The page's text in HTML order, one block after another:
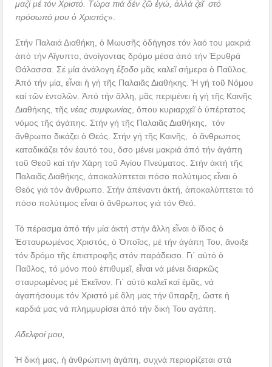
μαζί μέ τόν Χριστό. Τώρα πιά δέν ζῶ ἐγώ, ἀλλά ζεῖ στό
πρόσωπό μου ὁ Χριστός».
Στήν Παλαιά Διαθήκη, ὁ Μωυσῆς ὁδήγησε τόν λαό του μακριά
ἀπό τήν Αἴγυπτο, ἀνοίγοντας δρόμο μέσα ἀπό τήν Ἐρυθρά
Θάλασσα. Σέ μία ἀνάλογηἔξοδο μᾶς καλεῖ σήμερα ὁ Παῦλος.
Ἀπό τήν μία, εἶναι ἡ γή τῆς Παλαιᾶς Διαθήκης. Ἡ γή τοῦ Νόμου
καί τῶν ἐντολῶν. Ἀπό τήν ἄλλη, μᾶς περιμένει ἡ γή τῆς Καινῆς
Διαθήκης, τῆςνέας συμφωνίας, ὅπου κυριαρχεῖ ὁ ὑπέρτατος
νόμος τῆς ἀγάπης. Στήν γή τῆς Παλαιᾶς Διαθήκης, τόν
ἄνθρωπο δικάζει ὁ Θεός. Στήν γή τῆς Καινῆς, ὁ ἄνθρωπος
καταδικάζει τόν ἑαυτό του, ὅσο μένει μακριά ἀπό τήν ἀγάπη
τοῦ Θεοῦ καί τήν Χάρη τοῦ Ἁγίου Πνεύματος. Στήν ἀκτή τῆς
Παλαιᾶς Διαθήκης, ἀποκαλύπτεται πόσο πολύτιμος εἶναι ὁ
Θεός γιά τόν ἄνθρωπο. Στήν ἀπέναντι ἀκτή, ἀποκαλύπτεται τό
πόσο πολύτιμος εἶναι ὁ ἄνθρωπος γιά τόν Θεό.
Τό πέρασμα ἀπό τήν μία ἀκτή στήν ἄλλη εἶναι ὁ ἴδιος ὁ
Ἐσταυρωμένος Χριστός, ὁ Ὁποῖος, μέ τήν ἀγάπη Του, ἄνοιξε
τόν δρόμο τῆς ἐπιστροφῆς στόν παράδεισο. Γι΄ αὐτό ὁ
Παῦλος, τό μόνο πού ἐπιθυμεῖ, εἶναι νά μένει διαρκῶς
σταυρωμένος μέ Ἐκεῖνον. Γι΄ αὐτό καλεῖ καί ἐμᾶς, νά
ἀγαπήσουμε τόν Χριστό μέ ὅλη μας τήν ὕπαρξη, ὥστε ἡ
καρδιά μας νά πλημμυρίσει ἀπό τήν δική Του αγάπη.
Αδελφοί μου,
Ἡ δική μας, ἡ ἀνθρώπινη ἀγάπη, συχνά περιορίζεται στά